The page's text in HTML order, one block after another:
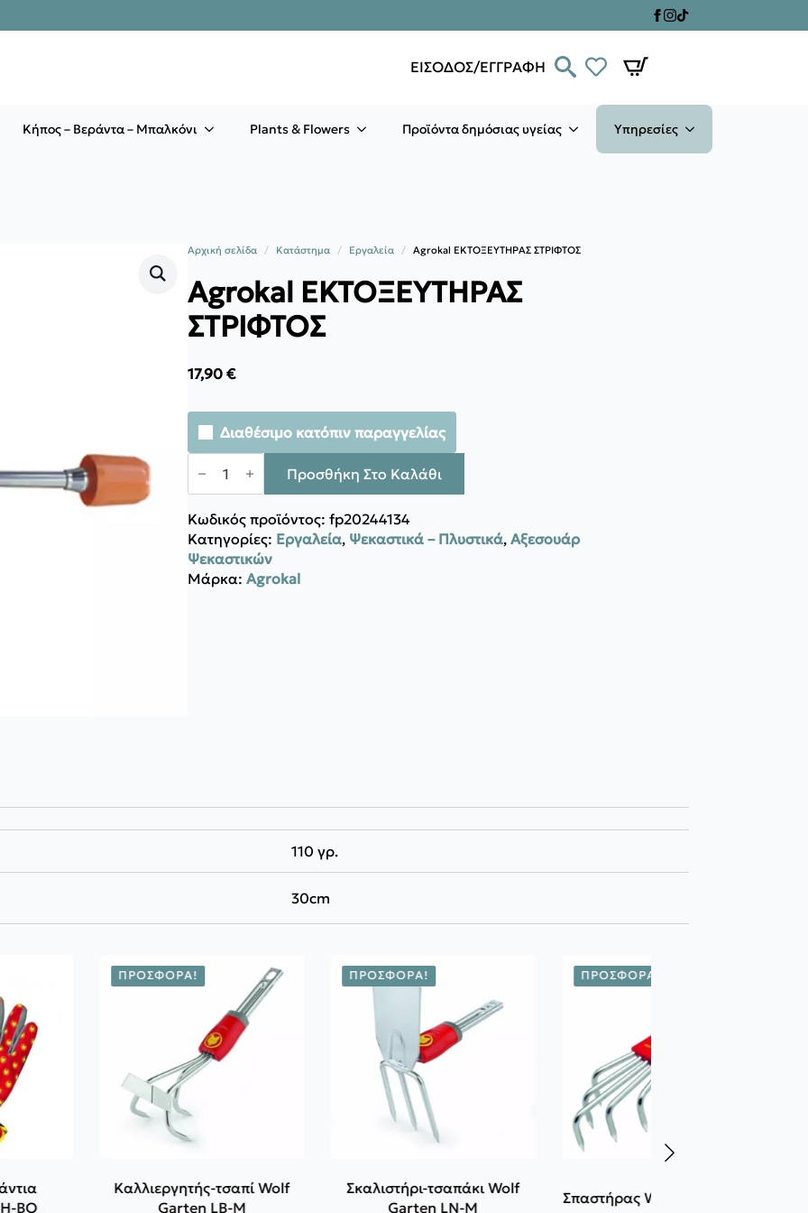
ΕΙΣΟΔΟΣ/ΕΓΓΡΑΦΗ
Κήπος – Βεράντα – Μπαλκόνι Plants & Flowers Προϊόντα δημόσιας υγείας Υπηρεσίες
Αρχική σελίδα Κατάστημα Εργαλεία Agrokal EKTOΞΕΥΤΗΡΑΣ ΣΤΡΙΦΤΟΣ
Agrokal EKTOΞΕΥΤΗΡΑΣ
ΣΤΡΙΦΤΟΣ
17,90 €
Διαθέσιμο κατόπιν παραγγελίας
Agrokal
EKTOΞΕΥΤΗΡΑΣΠροσθήκη Στο Καλάθι
Κωδικός προϊόντος: fp20244134
Κατηγορίες: Εργαλεία, Ψεκαστικά – Πλυστικά, Αξεσουάρ
Ψεκαστικών
Μάρκα: Agrokal
110 γρ.
30cm
BO
ΠΡΟΣΦΟΡΆ!
Καλλιεργητής-τσαπί Wolf
Garten LB-M
ΠΡΟΣΦΟΡΆ!
Σκαλιστήρι-τσαπάκι Wolf
Garten LN-M
ΠΡΟΣΦΟΡΆ!
Σπαστήρας Wolf Garten LF-M